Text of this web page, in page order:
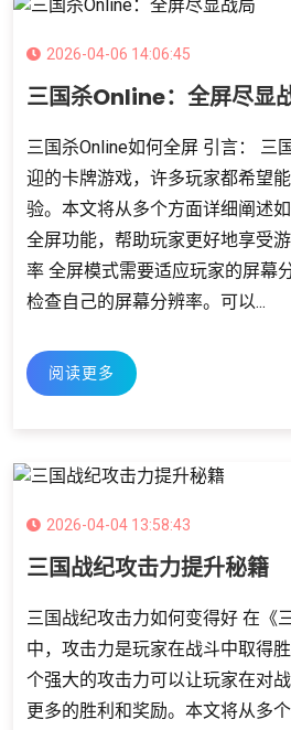
2026-04-06 14:06:45
三国杀Online：全屏尽显
三国杀Online如何全屏 引言： 三
迎的卡牌游戏，许多玩家都希望
验。本文将从多个方面详细阐述
全屏功能，帮助玩家更好地享受
率 全屏模式需要适应玩家的屏幕
检查自己的屏幕分辨率。可以...
阅读更多
2026-04-04 13:58:43
三国战纪攻击力提升秘籍
三国战纪攻击力如何变得好 在《
中，攻击力是玩家在战斗中取得
个强大的攻击力可以让玩家在对
更多的胜利和奖励。本文将从多